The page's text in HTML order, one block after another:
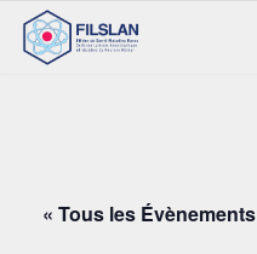
« Tous les Évènements